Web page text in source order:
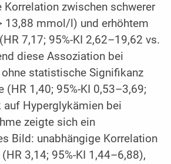
Korrelation zwischen schwerer
13,88 mmol/l) und erhöhtem
7,17; 95%-KI 2,62–19,62 vs.
diese Assoziation bei
statistische Signifikanz
1,40; 95%-KI 0,53–3,69;
Hyperglykämien bei
zeigte sich ein
Bild: unabhängige Korrelation
3,14; 95%-KI 1,44–6,88),